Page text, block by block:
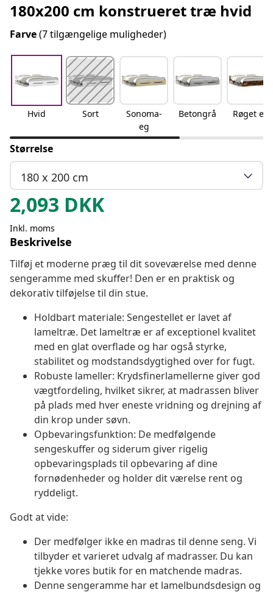
180x200 cm konstrueret træ hvid
Farve(7 tilgængelige muligheder)
Hvid Sort
Sonoma-
eg
Betongrå Røget eg
Størrelse
180 x 200 cm
2,093 DKK
Inkl. moms
Beskrivelse
Tilføj et moderne præg til dit soveværelse med denne
sengeramme med skuffer! Den er en praktisk og
dekorativ tilføjelse til din stue.
Holdbart materiale: Sengestellet er lavet af
lameltræ. Det lameltræ er af exceptionel kvalitet
med en glat overflade og har også styrke,
stabilitet og modstandsdygtighed over for fugt.
Robuste lameller: Krydsfinerlamellerne giver god
vægtfordeling, hvilket sikrer, at madrassen bliver
på plads med hver eneste vridning og drejning af
din krop under søvn.
Opbevaringsfunktion: De medfølgende
sengeskuffer og siderum giver rigelig
opbevaringsplads til opbevaring af dine
fornødenheder og holder dit værelse rent og
ryddeligt.
Godt at vide:
Der medfølger ikke en madras til denne seng. Vi
tilbyder et varieret udvalg af madrasser. Du kan
tjekke vores butik for en matchende madras.
Denne sengeramme har et lamelbundsdesign og